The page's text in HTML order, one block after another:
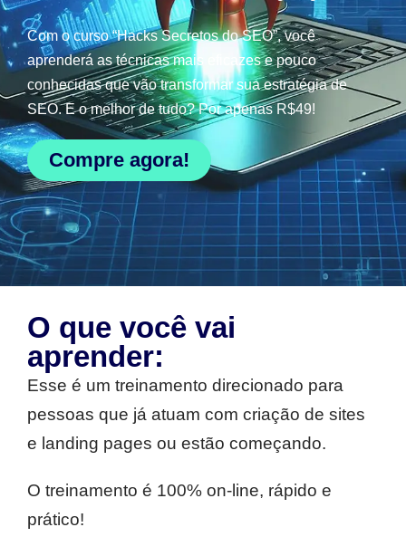
Com o curso “Hacks Secretos do SEO”, você
aprenderá as técnicas mais eficazes e pouco
conhecidas que vão transformar sua estratégia de
SEO. E o melhor de tudo? Por apenas R$49!
Compre agora!
O que você vai
aprender:
Esse é um treinamento direcionado para
pessoas que já atuam com criação de sites
e landing pages ou estão começando.
O treinamento é 100% on-line, rápido e
prático!